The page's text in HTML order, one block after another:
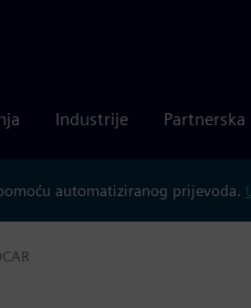
Industrije Partnerska
automatiziranog prijevoda.